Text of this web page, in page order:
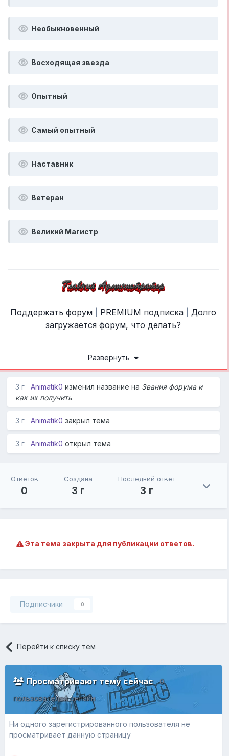
Необыкновенный
Восходящая звезда
Опытный
Самый опытный
Наставник
Ветеран
Великий Магистр
Поддержать форум PREMIUM подписка
Долго
загружается форум, что делать?
Развернуть
3 г Animatik0 изменил название на Звания форума и
как их получить
3 г Animatik0 закрыл тема
3 г Animatik0 открыл тема
Ответов
0
Создана
3 г
Последний ответ
3 г
Эта тема закрыта для публикации ответов.
Подписчики 0
Перейти к списку тем
Просматривают тему сейчас0
пользователей онлайн
Ни одного зарегистрированного пользователя не
просматривает данную страницу